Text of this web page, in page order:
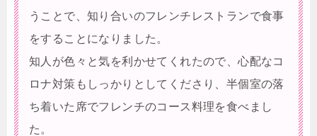
うことで、知り合いのフレンチレストランで食事
をすることになりました。
知人が色々と気を利かせてくれたので、心配なコ
ロナ対策もしっかりとしてくださり、半個室の落
ち着いた席でフレンチのコース料理を食べまし
た。